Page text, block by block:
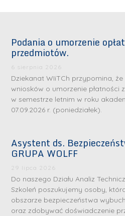
Podania o umorzenie
przedmiotów.
6 sierpnia 2026
Dziekanat WIiTCh przypomina, że
wniosków o umorzenie
w semestrze letnim w roku
07.09.2026 r. (poniedziałek).
Asystent ds.
GRUPA WOLFF
29 lipca 2026
Do naszego Działu Analiz
Szkoleń poszukujemy osoby,
obszarze bezpieczeństwa
oraz zdobywać doświadczenie